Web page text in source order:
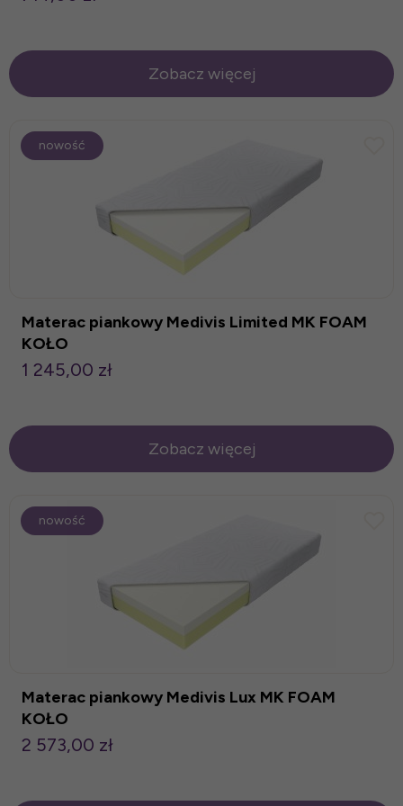
Zobacz więcej
Materac piankowy Medivis Limited MK FOAM
KOŁO
1 245,00 zł
Zobacz więcej
nowość
Materac piankowy Medivis Lux MK FOAM
KOŁO
2 573,00 zł
nowość